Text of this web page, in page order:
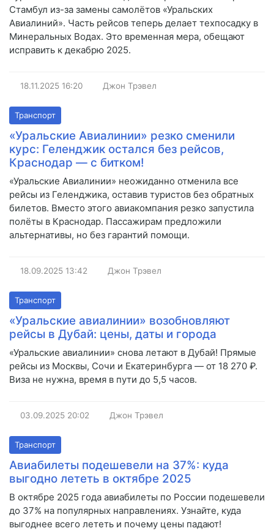
Стамбул из-за замены самолётов «Уральских
Авиалиний». Часть рейсов теперь делает техпосадку в
Минеральных Водах. Это временная мера, обещают
исправить к декабрю 2025.
18.11.2025 16:20 Джон Трэвел
Транспорт
«Уральские Авиалинии» резко сменили
курс: Геленджик остался без рейсов,
Краснодар — с битком!
«Уральские Авиалинии» неожиданно отменила все
рейсы из Геленджика, оставив туристов без обратных
билетов. Вместо этого авиакомпания резко запустила
полёты в Краснодар. Пассажирам предложили
альтернативы, но без гарантий помощи.
18.09.2025 13:42 Джон Трэвел
Транспорт
«Уральские авиалинии» возобновляют
рейсы в Дубай: цены, даты и города
«Уральские авиалинии» снова летают в Дубай! Прямые
рейсы из Москвы, Сочи и Екатеринбурга — от 18 270 ₽.
Виза не нужна, время в пути до 5,5 часов.
03.09.2025 20:02 Джон Трэвел
Транспорт
Авиабилеты подешевели на 37%: куда
выгодно лететь в октябре 2025
В октябре 2025 года авиабилеты по России подешевели
до 37% на популярных направлениях. Узнайте, куда
выгоднее всего лететь и почему цены падают!